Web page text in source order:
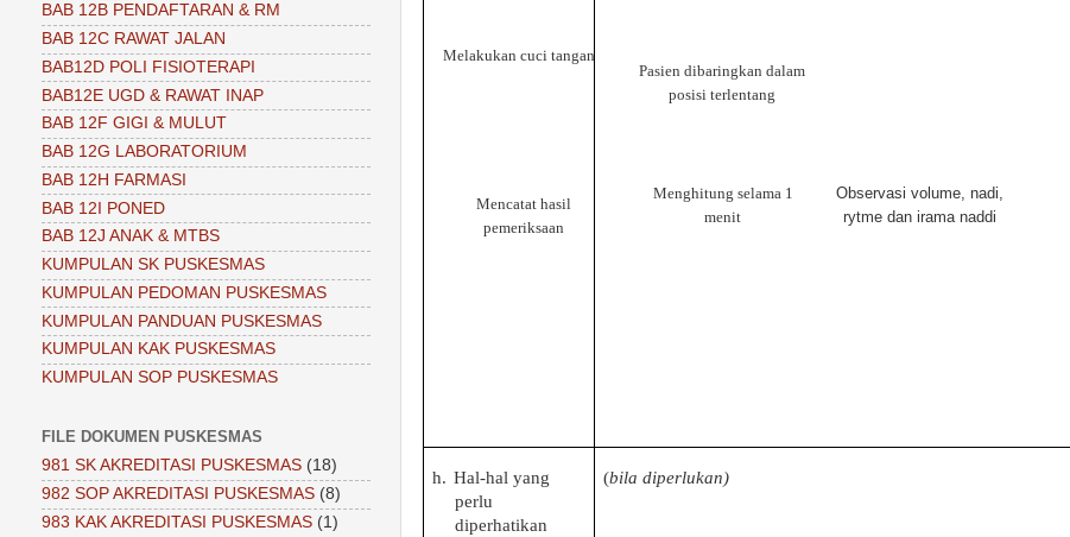
Observasi volume, nadi,
rytme dan irama naddi
Menghitung selama 1
menit
Mencatat hasil
pemeriksaan
Pasien dibaringkan dalam
posisi terlentang
Melakukan cuci tangan
h. Hal-hal yang
perlu
diperhatikan
(bila diperlukan)
BAB 12B PENDAFTARAN & RM
BAB 12C RAWAT JALAN
BAB12D POLI FISIOTERAPI
BAB12E UGD & RAWAT INAP
BAB 12F GIGI & MULUT
BAB 12G LABORATORIUM
BAB 12H FARMASI
BAB 12I PONED
BAB 12J ANAK & MTBS
KUMPULAN SK PUSKESMAS
KUMPULAN PEDOMAN PUSKESMAS
KUMPULAN PANDUAN PUSKESMAS
KUMPULAN KAK PUSKESMAS
KUMPULAN SOP PUSKESMAS
FILE DOKUMEN PUSKESMAS
981 SK AKREDITASI PUSKESMAS (18)
982 SOP AKREDITASI PUSKESMAS (8)
983 KAK AKREDITASI PUSKESMAS (1)